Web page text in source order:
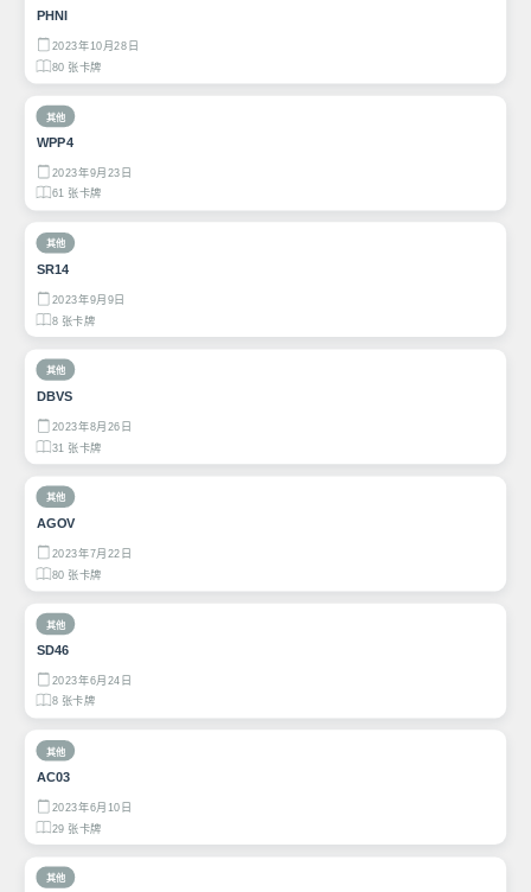
PHNI
2023年10月28日
80 张卡牌
其他
WPP4
2023年9月23日
61 张卡牌
其他
SR14
2023年9月9日
8 张卡牌
其他
DBVS
2023年8月26日
31 张卡牌
其他
AGOV
2023年7月22日
80 张卡牌
其他
SD46
2023年6月24日
8 张卡牌
其他
AC03
2023年6月10日
29 张卡牌
其他